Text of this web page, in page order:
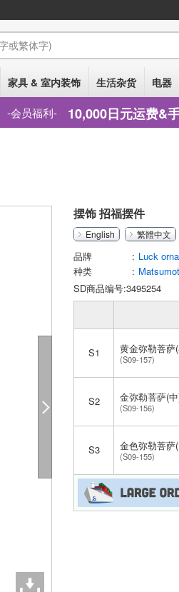
或繁体字)
家具 & 室内装饰 生活杂货 电器
会员福利 10,000日元运费&
摆饰 招福摆件
English 繁體中文
品牌
Luck
种类
SD商品编号:3495254
S1 黄金弥勒菩萨
(S09-157)
S2 金弥勒菩萨(
(S09-156)
S3 金色弥勒菩萨
(S09-155)